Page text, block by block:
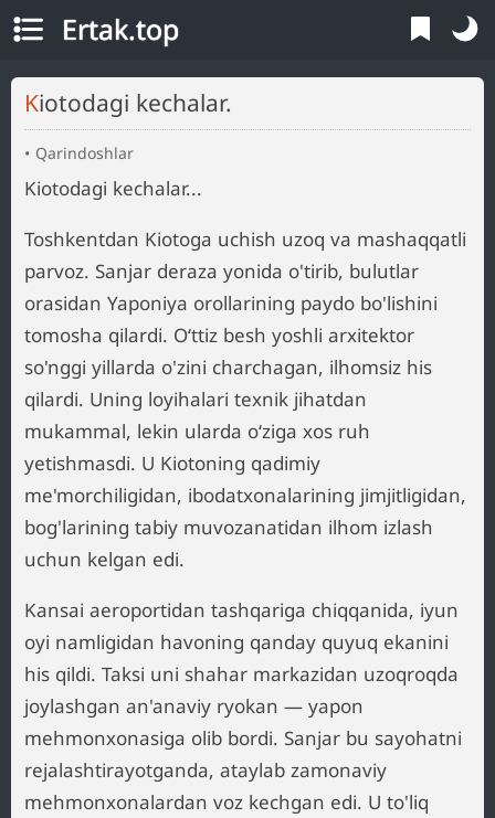
Ertak.top
Kiotodagi kechalar.
Qarindoshlar
Kiotodagi kechalar...
Toshkentdan Kiotoga uchish uzoq va mashaqqatli
parvoz. Sanjar deraza yonida o'tirib, bulutlar
orasidan Yaponiya orollarining paydo bo'lishini
tomosha qilardi. O‘ttiz besh yoshli arxitektor
so'nggi yillarda o'zini charchagan, ilhomsiz his
qilardi. Uning loyihalari texnik jihatdan
mukammal, lekin ularda o‘ziga xos ruh
yetishmasdi. U Kiotoning qadimiy
me'morchiligidan, ibodatxonalarining jimjitligidan,
bog'larining tabiy muvozanatidan ilhom izlash
uchun kelgan edi.
Kansai aeroportidan tashqariga chiqqanida, iyun
oyi namligidan havoning qanday quyuq ekanini
his qildi. Taksi uni shahar markazidan uzoqroqda
joylashgan an'anaviy ryokan — yapon
mehmonxonasiga olib bordi. Sanjar bu sayohatni
rejalashtirayotganda, ataylab zamonaviy
mehmonxonalardan voz kechgan edi. U to'liq